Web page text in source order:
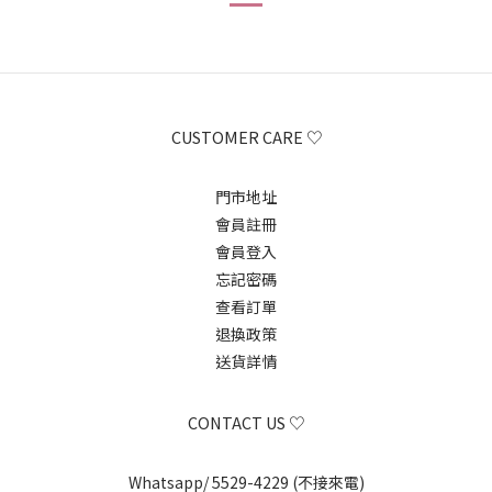
CUSTOMER CARE ♡
門市地址
會員註冊
會員登入
忘記密碼
查看訂單
退換政策
送貨詳情
CONTACT US ♡
Whatsapp/ 5529-4229 (不接來電)